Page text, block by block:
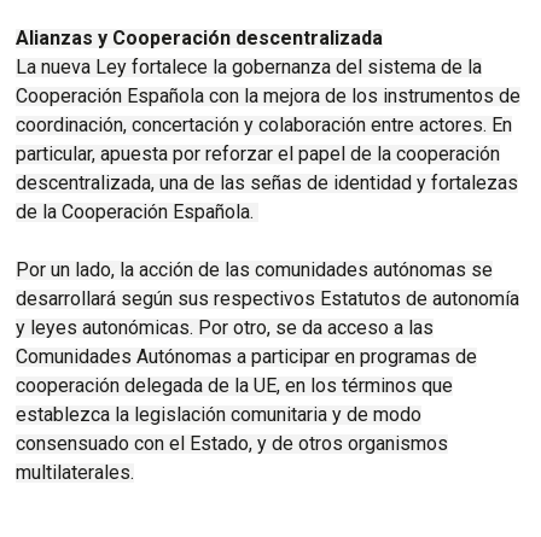
Alianzas y Cooperación descentralizada
La nueva Ley fortalece la gobernanza del sistema de la
Cooperación Española con la mejora de los instrumentos de
coordinación, concertación y colaboración entre actores. En
particular, apuesta por reforzar el papel de la cooperación
descentralizada, una de las señas de identidad y fortalezas
de la Cooperación Española.
Por un lado, la acción de las comunidades autónomas se
desarrollará según sus respectivos Estatutos de autonomía
y leyes autonómicas. Por otro, se da acceso a las
Comunidades Autónomas a participar en programas de
cooperación delegada de la UE, en los términos que
establezca la legislación comunitaria y de modo
consensuado con el Estado, y de otros organismos
multilaterales.